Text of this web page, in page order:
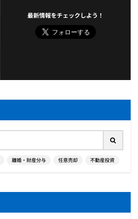
最新情報をチェックしよう！
離婚・財産分与 任意売却 不動産投資